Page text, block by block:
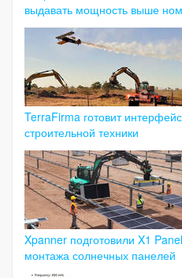
выдавать мощность выше
TerraFirma готовит
строительной техники
Xpanner подготовили X1
монтажа солнечных панелей